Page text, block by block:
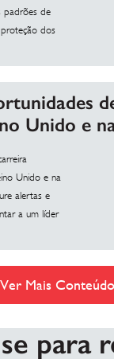
padrões de
dos
Unido e
Unido e na
alertas e
a um líder
Ver Mais Conteúdo
para